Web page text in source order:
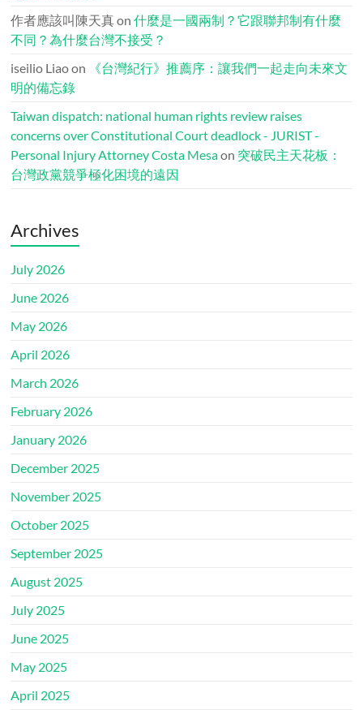
作者應該叫陳天真 on什麼是一國兩制？它跟聯邦制有什麼
不同？為什麼台灣不接受？
iseilio Liaoon
《台灣紀行》推薦序：讓我們一起走向未來文
明的備忘錄
Taiwan dispatch: national human rights review raises
concerns over Constitutional Court deadlock - JURIST -
Personal Injury Attorney Costa Mesaon 突破民主天花板：
台灣政黨競爭極化困境的遠因
Archives
July 2026
June 2026
May 2026
April 2026
March 2026
February 2026
January 2026
December 2025
November 2025
October 2025
September 2025
August 2025
July 2025
June 2025
May 2025
April 2025